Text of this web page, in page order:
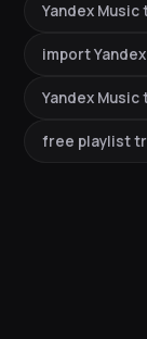
Yandex
import
Yandex
free playlist